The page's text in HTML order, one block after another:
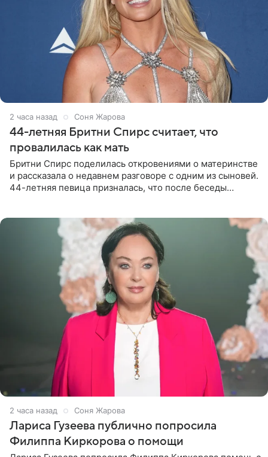
2 часа назад Соня Жарова
44-летняя Бритни Спирс считает, что
провалилась как мать
Бритни Спирс поделилась откровениями о материнстве
и рассказала о недавнем разговоре с одним из сыновей.
44-летняя певица призналась, что после беседы
2 часа назад Соня Жарова
Лариса Гузеева публично попросила
Филиппа Киркорова о помощи